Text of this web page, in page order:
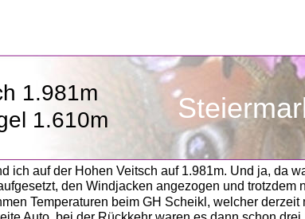
ich auf der Hohen Veitsch auf 1.981m. Und ja, da
den Windjacken angezogen und trotzdem
Temperaturen beim GH Scheikl, welcher derzeit
1.981m
1.610m